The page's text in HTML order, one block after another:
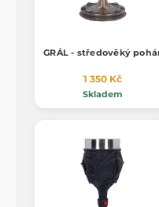
GRÁL - středověký
1 350 Kč
Skladem